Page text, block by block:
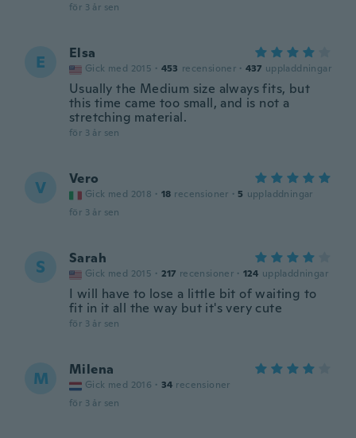
för 3 år sen
E Elsa
Gick med 2015 · 453 recensioner · 437 uppladdningar
Usually the Medium size always fits, but
this time came too small, and is not a
stretching material.
för 3 år sen
V Vero
Gick med 2018 · 18 recensioner · 5 uppladdningar
för 3 år sen
S Sarah
Gick med 2015 · 217 recensioner · 124 uppladdningar
I will have to lose a little bit of waiting to
fit in it all the way but it's very cute
för 3 år sen
M Milena
Gick med 2016 · 34 recensioner
för 3 år sen